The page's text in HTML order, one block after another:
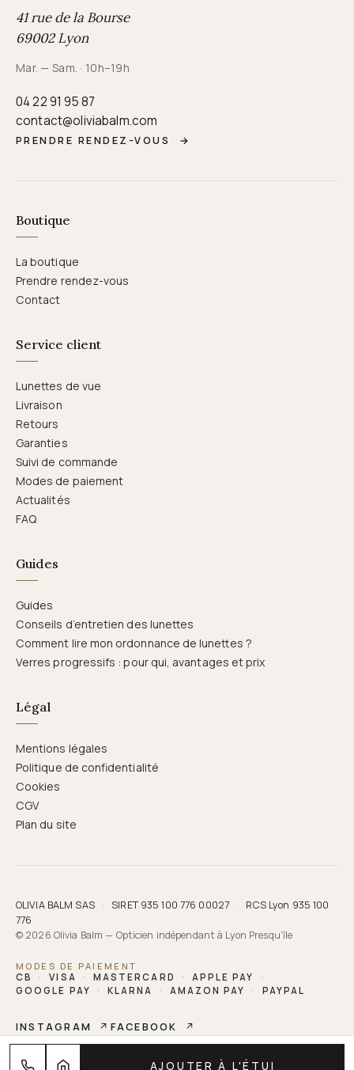
AJOUTER À L'ÉTUI
41 rue de la Bourse
69002 Lyon
Mar. — Sam. · 10h–19h
04 22 91 95 87
contact@oliviabalm.com
PRENDRE RENDEZ-VOUS →
Boutique
La boutique
Prendre rendez-vous
Contact
Service client
Lunettes de vue
Livraison
Retours
Garanties
Suivi de commande
Modes de paiement
Actualités
FAQ
Guides
Guides
Conseils d’entretien des lunettes
Comment lire mon ordonnance de lunettes ?
Verres progressifs : pour qui, avantages et prix
Légal
Mentions légales
Politique de confidentialité
Cookies
CGV
Plan du site
OLIVIA BALM SAS · SIRET 935 100 776 00027 ·
RCS Lyon 935 100
776
© 2026 Olivia Balm — Opticien indépendant à Lyon Presqu'île
MODES DE PAIEMENT
CB
· VISA · MASTERCARD · APPLE PAY
·
GOOGLE PAY
· KLARNA · AMAZON PAY · PAYPAL
INSTAGRAM ↗ FACEBOOK ↗
OLIVIA BALM